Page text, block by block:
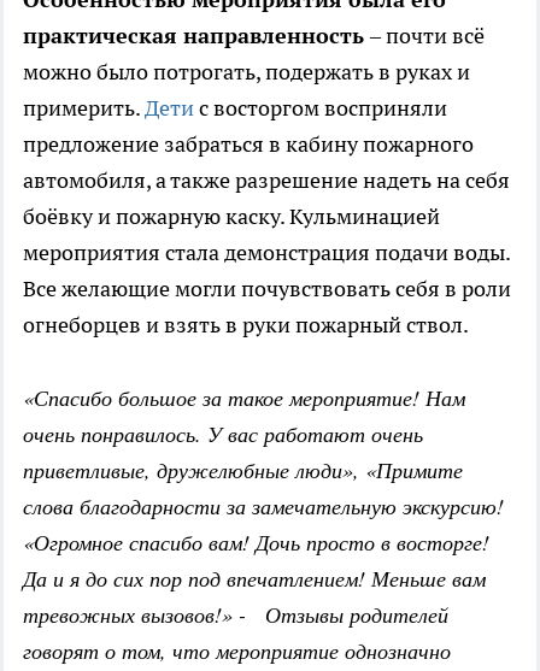
практическая направленность– почти всё
можно было потрогать, подержать в руках и
примерить.Детис восторгом восприняли
предложение забраться в кабину пожарного
автомобиля, а также разрешение надеть на себя
боёвку и пожарную каску. Кульминацией
мероприятия стала демонстрация подачи воды.
Все желающие могли почувствовать себя в роли
огнеборцев и взять в руки пожарный ствол.
«Спасибо большое за такое мероприятие! Нам
очень понравилось. У вас работают очень
приветливые, дружелюбные люди», «Примите
слова благодарности за замечательную экскурсию!
«Огромное спасибо вам! Дочь просто в восторге!
Да и я до сих пор под впечатлением! Меньше вам
тревожных вызовов!» - Отзывы родителей
говорят о том, что мероприятие однозначно